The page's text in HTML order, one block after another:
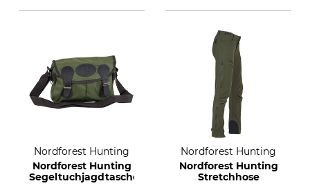
Nordforest Hunting
Nordforest Hunting
Segeltuchjagdtasche
Nordforest Hunting
Nordforest Hunting
Stretchhose